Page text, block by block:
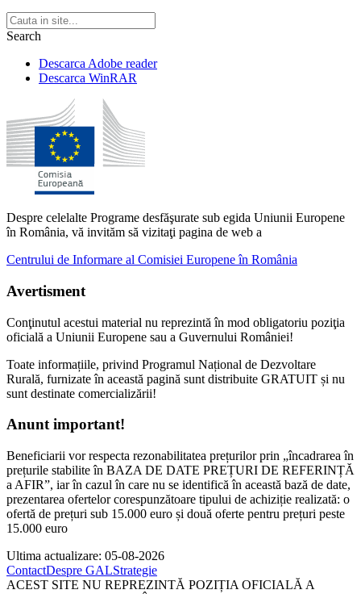
Search
Descarca Adobe reader
Descarca WinRAR
Despre celelalte Programe desfăşurate sub egida Uniunii Europene
în România, vă invităm să vizitaţi pagina de web a
Centrului de Informare al Comisiei Europene în România
Avertisment
Conţinutul acestui material nu reprezintă în mod obligatoriu poziţia
oficială a Uniunii Europene sau a Guvernului României!
Toate informațiile, privind Programul Național de Dezvoltare
Rurală, furnizate în această pagină sunt distribuite GRATUIT și nu
sunt destinate comercializării!
Anunt important!
Beneficiarii vor respecta rezonabilitatea prețurilor prin „încadrarea în
prețurile stabilite în BAZA DE DATE PREȚURI DE REFERINȚĂ
a AFIR”, iar în cazul în care nu se identifică în această bază de date,
prezentarea ofertelor corespunzătoare tipului de achiziție realizată: o
ofertă de prețuri sub 15.000 euro și două oferte pentru prețuri peste
15.000 euro
Ultima actualizare: 05-08-2026
ContactDespre GALStrategie
ACEST SITE NU REPREZINTĂ POZIȚIA OFICIALĂ A